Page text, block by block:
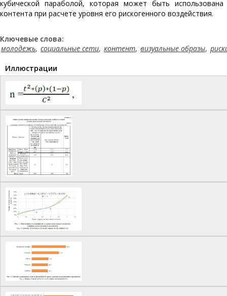
кубической параболой, которая может быть
контента при расчете уровня его рискогенного воздействия.
Ключевые слова:
молодежь, социальные сети, контент, визуальные образы,
Иллюстрации